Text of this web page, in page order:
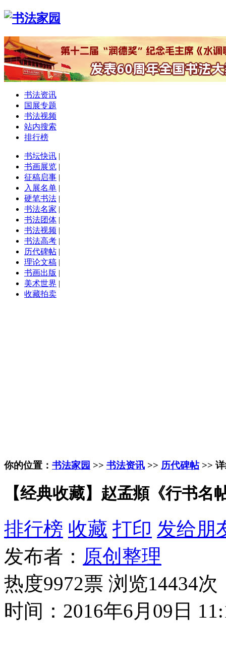
书法资讯
国展专题
书法视频
站内搜索
排行榜
书坛快讯 |
书画展览 |
征稿启事 |
入展名单 |
硬笔书法 |
书法名家 |
书法团体 |
书法视频 |
书法高考 |
历代碑帖 |
理论文稿 |
书画出版 |
美术世界 |
收藏拍卖
你的位置： 书法家园 >> 书法资讯 >> 历代碑帖>>
【经典收藏】赵孟頫《行书名
排行榜 收藏 打印 发给朋
发布者： 原创整理
热度9972票 浏览14434次
时间：2016年6月09日